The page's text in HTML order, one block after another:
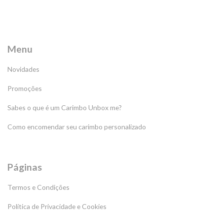
Menu
Novidades
Promoções
Sabes o que é um Carimbo Unbox me?
Como encomendar seu carimbo personalizado
Páginas
Termos e Condições
Política de Privacidade e Cookies